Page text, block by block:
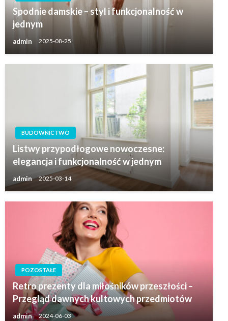
Spodnie damskie – styl i funkcjonalność w
jednym
admin 2025-08-25
BUDOWNICTWO
Listwy przypodłogowe nowoczesne:
elegancja i funkcjonalność w jednym
admin 2025-03-14
POZOSTAŁE
Retro prezenty dla miłośników przeszłości –
Przegląd dawnych kultowych przedmiotów
admin 2024-06-03